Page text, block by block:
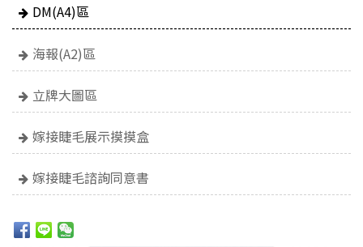
DM(A4)區
海報(A2)區
立牌大圖區
嫁接睫毛展示摸摸盒
嫁接睫毛諮詢同意書